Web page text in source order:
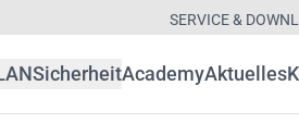
SERVICE &
SicherheitAcademyAktuelles